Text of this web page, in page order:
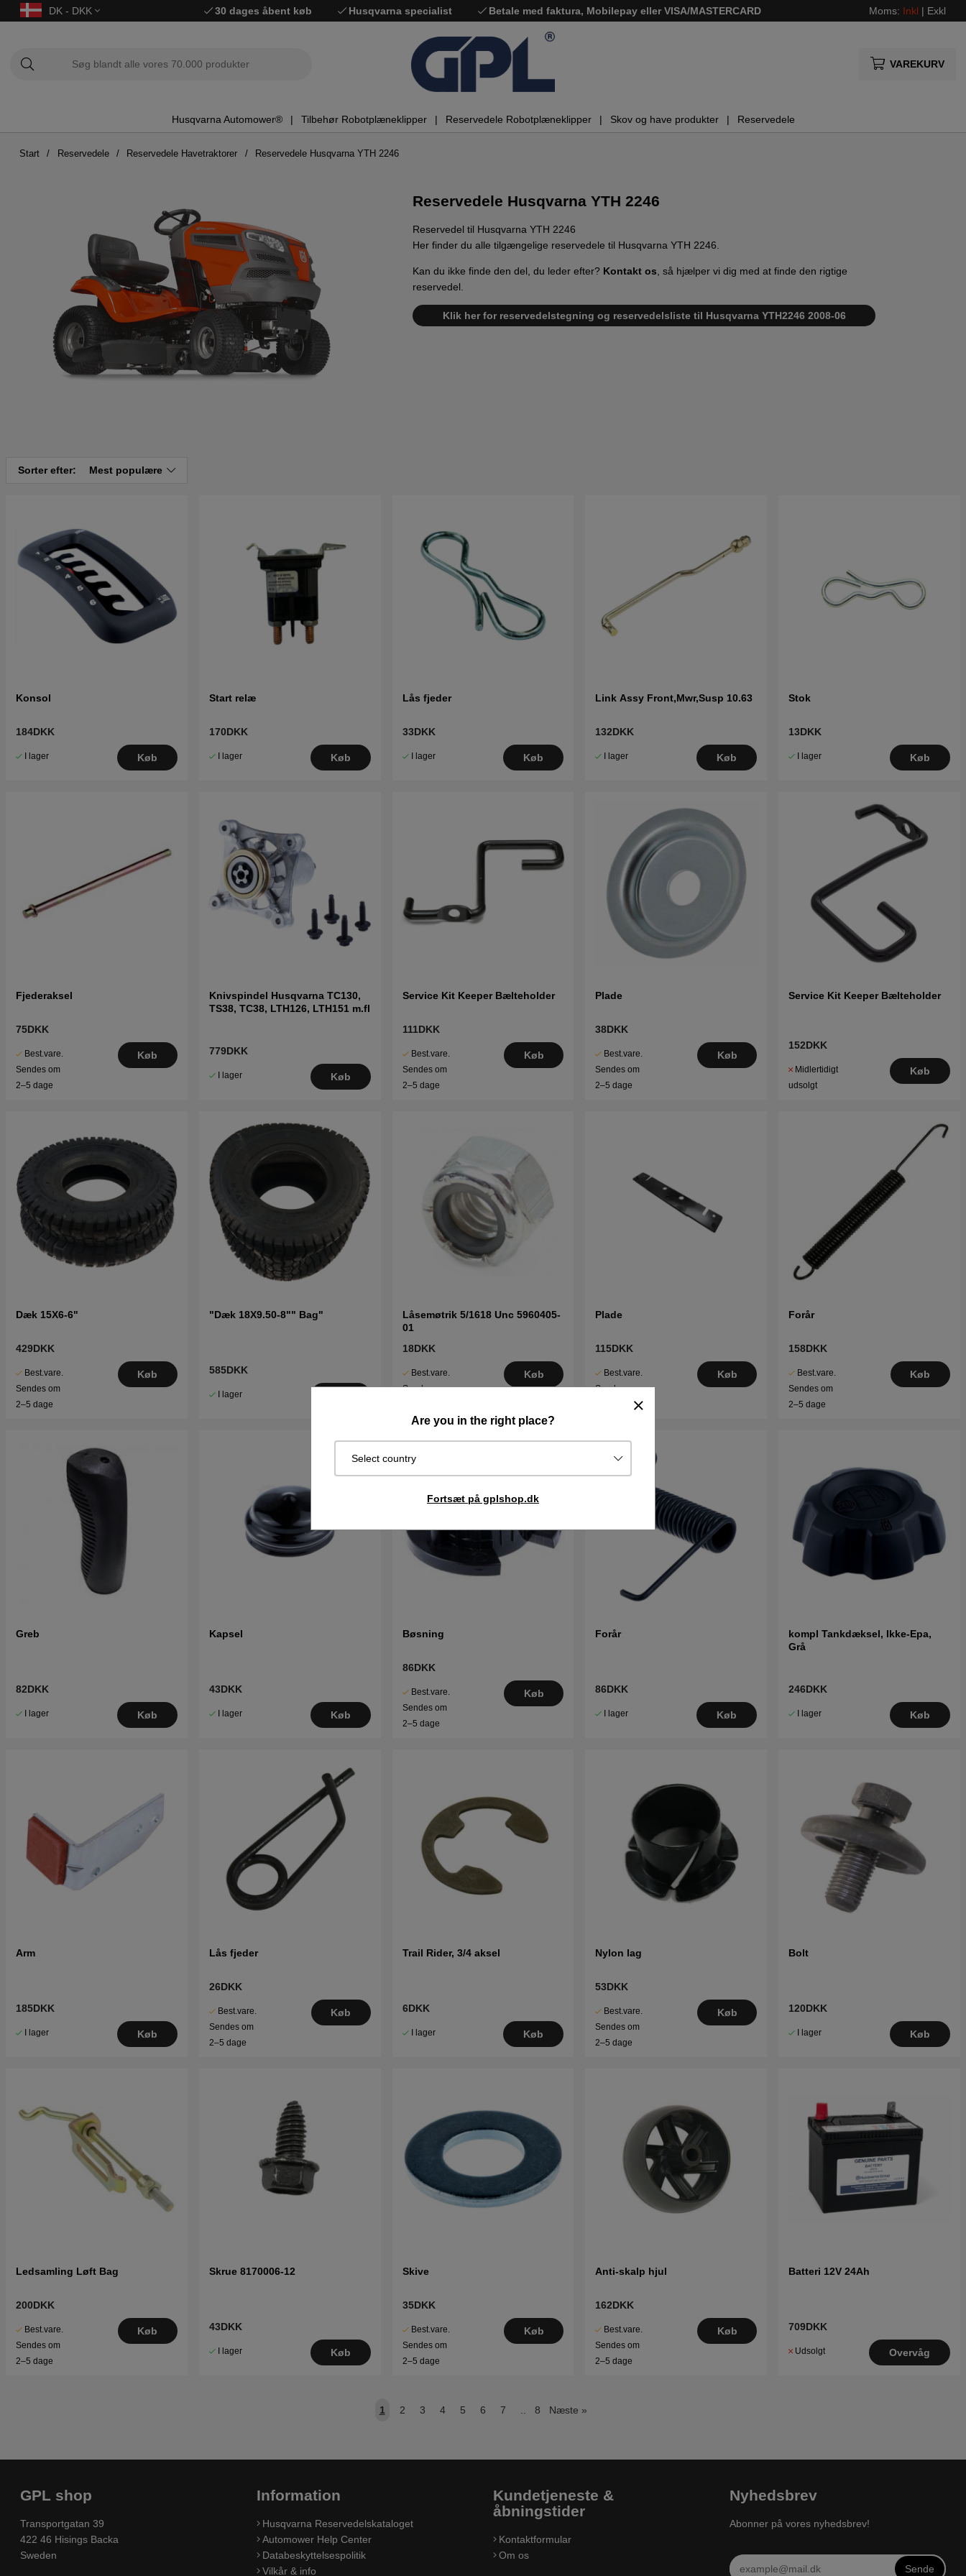
DK - DKK 30 dages åbent køb Husqvarna specialist Betale med faktura, Mobilepay eller VISA/MASTERCARD Moms: Inkl | Exkl
VAREKURV
Husqvarna Automower® Tilbehør Robotplæneklipper Reservedele Robotplæneklipper Skov og have produkter Reservedele
Are you in the right place?
Select country
Fortsæt på gplshop.dk
Start Reservedele Reservedele Havetraktorer Reservedele Husqvarna YTH 2246
Reservedele Husqvarna YTH 2246
Reservedel til Husqvarna YTH 2246
Her finder du alle tilgængelige reservedele til Husqvarna YTH 2246.
Kan du ikke finde den del, du leder efter? Kontakt os, så hjælper vi dig med at finde den rigtige
reservedel.
Klik her for reservedelstegning og reservedelsliste til Husqvarna YTH2246 2008-06
Sorter efter: Mest populære
Konsol
184DKK
I lager Køb
Start relæ
170DKK
I lager Køb
Lås fjeder
33DKK
I lager Køb
Link Assy Front,Mwr,Susp 10.63
132DKK
I lager Køb
Stok
13DKK
I lager Køb
Fjederaksel
75DKK
Best.vare.
Sendes om
2–5 dage
Køb
Knivspindel Husqvarna TC130,
TS38, TC38, LTH126, LTH151 m.fl
779DKK
I lager Køb
Service Kit Keeper Bælteholder
111DKK
Best.vare.
Sendes om
2–5 dage
Køb
Plade
38DKK
Best.vare.
Sendes om
2–5 dage
Køb
Service Kit Keeper Bælteholder
152DKK
Midlertidigt
udsolgt
Køb
Dæk 15X6-6"
429DKK
Best.vare.
Sendes om
2–5 dage
Køb
"Dæk 18X9.50-8"" Bag"
585DKK
I lager
Låsemøtrik 5/1618 Unc 5960405-
01
18DKK
Best.vare.
Sendes om
Køb
Plade
115DKK
Best.vare.
Sendes om
Køb
Forår
158DKK
Best.vare.
Sendes om
2–5 dage
Køb
Greb
82DKK
I lager Køb
Kapsel
43DKK
I lager Køb
Bøsning
86DKK
Best.vare.
Sendes om
2–5 dage
Køb
Forår
86DKK
I lager Køb
kompl Tankdæksel, Ikke-Epa,
Grå
246DKK
I lager Køb
Arm
185DKK
I lager Køb
Lås fjeder
26DKK
Best.vare.
Sendes om
2–5 dage
Køb
Trail Rider, 3/4 aksel
6DKK
I lager Køb
Nylon lag
53DKK
Best.vare.
Sendes om
2–5 dage
Køb
Bolt
120DKK
I lager Køb
Ledsamling Løft Bag
200DKK
Best.vare.
Sendes om
2–5 dage
Køb
Skrue 8170006-12
43DKK
I lager Køb
Skive
35DKK
Best.vare.
Sendes om
2–5 dage
Køb
Anti-skalp hjul
162DKK
Best.vare.
Sendes om
2–5 dage
Køb
Batteri 12V 24Ah
709DKK
Udsolgt Overvåg
1 2 3 4 5 6 7 .. 8 Næste »
GPL shop
Transportgatan 39
422 46 Hisings Backa
Sweden
Information
Husqvarna Reservedelskataloget
Automower Help Center
Databeskyttelsespolitik
Vilkår & info
Kundetjeneste &
åbningstider
Kontaktformular
Om os
Nyhedsbrev
Abonner på vores nyhedsbrev!
Sende